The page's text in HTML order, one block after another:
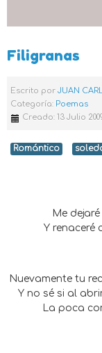
Filigranas
Escrito por JUAN
Categoría: Poemas
Creado: 13 Julio
Romántico
Me
Y renaceré
Nuevamente tu
Y no sé si al
La poca